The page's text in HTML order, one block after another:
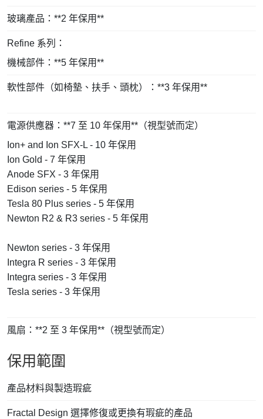
玻璃產品：**2 年保用**
Refine 系列：
機械部件：**5 年保用**
軟性部件（如椅墊、扶手、頭枕）：**3 年保用**
電源供應器：**7 至 10 年保用**（視型號而定）
Ion+ and Ion SFX-L - 10 年保用
Ion Gold - 7 年保用
Anode SFX - 3 年保用
Edison series - 5 年保用
Tesla 80 Plus series - 5 年保用
Newton R2 & R3 series - 5 年保用
Newton series - 3 年保用
Integra R series - 3 年保用
Integra series - 3 年保用
Tesla series - 3 年保用
風扇：**2 至 3 年保用**（視型號而定）
保用範圍
產品材料與製造瑕疵
Fractal Design 選擇修復或更換有瑕疵的產品